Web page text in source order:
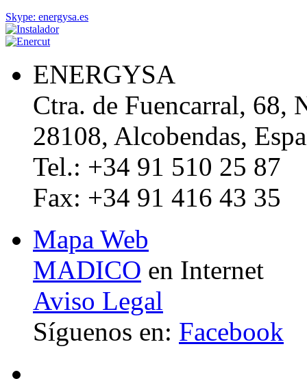
Skype: energysa.es
ENERGYSA
Ctra. de Fuencarral, 68,
28108, Alcobendas,
Tel.: +34 91 510 25 87
Fax: +34 91 416 43 35
Mapa Web
MADICO en Internet
Aviso Legal
Síguenos en: Facebook